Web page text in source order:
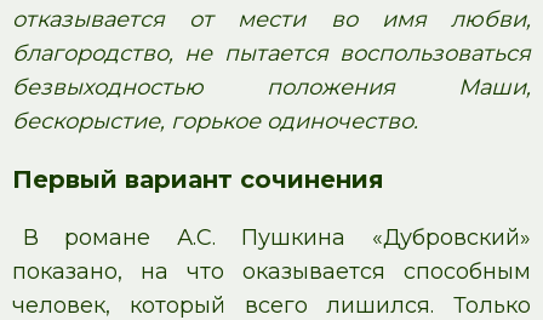
отказывается от мести во имя любви,
благородство, не пытается воспользоваться
безвыходностью положения Маши,
бескорыстие, горькое одиночество.
Первый вариант сочинения
В романе А.С. Пушкина «Дубровский»
показано, на что оказывается способным
человек, который всего лишился. Только